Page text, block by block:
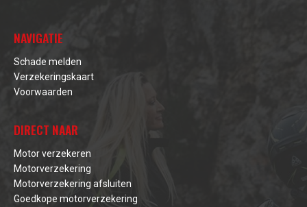
NAVIGATIE
Schade melden
Verzekeringskaart
Voorwaarden
DIRECT NAAR
Motor verzekeren
Motorverzekering
Motorverzekering afsluiten
Goedkope motorverzekering